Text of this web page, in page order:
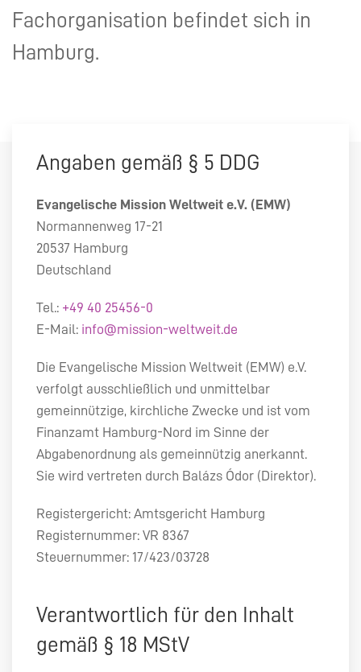
Fachorganisation befindet sich in
Hamburg.
Angaben gemäß § 5 DDG
Evangelische Mission Weltweit e.V. (EMW)
Normannenweg 17-21
20537 Hamburg
Deutschland
Tel.: +49 40 25456-0
E-Mail: info@mission-weltweit.de
Die Evangelische Mission Weltweit (EMW) e.V.
verfolgt ausschließlich und unmittelbar
gemeinnützige, kirchliche Zwecke und ist vom
Finanzamt Hamburg-Nord im Sinne der
Abgabenordnung als gemeinnützig anerkannt.
Sie wird vertreten durch Balázs Ódor (Direktor).
Registergericht: Amtsgericht Hamburg
Registernummer: VR 8367
Steuernummer: 17/423/03728
Verantwortlich für den Inhalt
gemäß § 18 MStV